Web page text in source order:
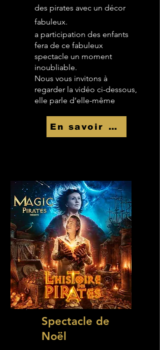
des pirates avec un décor
fabuleux.
a participation des enfants
fera de ce fabuleux
spectacle un moment
inoubliable.
Nous vous invitons à
regarder la vidéo ci-dessous,
elle parle d’elle-même
En savoir Plus
Spectacle de
Noël